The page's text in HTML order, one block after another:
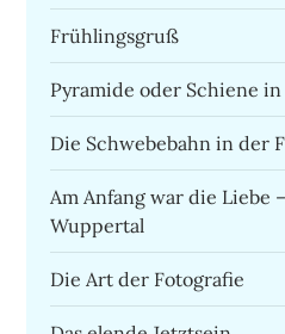
Frühlingsgruß
Pyramide oder Schiene
Die Schwebebahn in der
Am Anfang war die Liebe
Wuppertal
Die Art der Fotografie